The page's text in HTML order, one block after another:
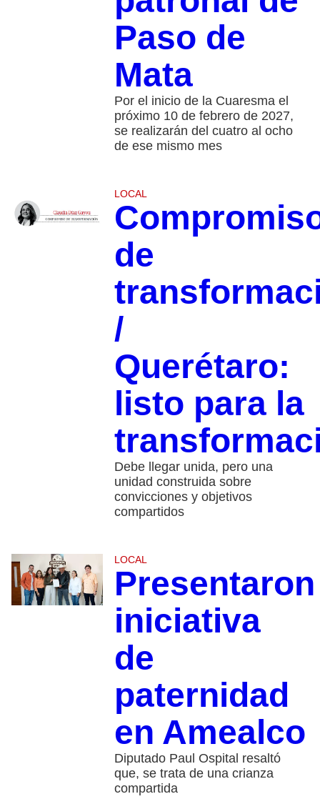
Paso de
Mata
Por el inicio de la Cuaresma el
próximo 10 de febrero de 2027,
se realizarán del cuatro al ocho
de ese mismo mes
LOCAL
de
/
Querétaro:
listo para la
Debe llegar unida, pero una
unidad construida sobre
convicciones y objetivos
compartidos
LOCAL
Presentaron
iniciativa
de
paternidad
en Amealco
Diputado Paul Ospital resaltó
que, se trata de una crianza
compartida